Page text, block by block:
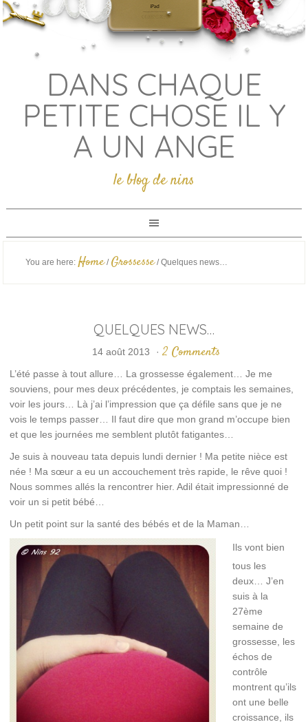
DANS CHAQUE
PETITE CHOSE IL Y
A UN ANGE
le blog de nins
You are here: Home / Grossesse /Quelques news…
QUELQUES NEWS…
14 août 2013 · 2 Comments
L’été passe à tout allure… La grossesse également… Je me
souviens, pour mes deux précédentes, je comptais les semaines,
voir les jours… Là j’ai l’impression que ça défile sans que je ne
vois le temps passer… Il faut dire que mon grand m’occupe bien
et que les journées me semblent plutôt fatigantes…
Je suis à nouveau tata depuis lundi dernier ! Ma petite nièce est
née ! Ma sœur a eu un accouchement très rapide, le rêve quoi !
Nous sommes allés la rencontrer hier. Adil était impressionné de
voir un si petit bébé…
Un petit point sur la santé des bébés et de la Maman…
Ils vont bien
tous les
deux… J’en
suis à la
27ème
semaine de
grossesse, les
échos de
contrôle
montrent qu’ils
ont une belle
croissance, ils